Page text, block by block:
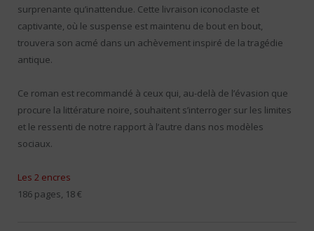
surprenante qu’inattendue. Cette livraison iconoclaste et
captivante, où le suspense est maintenu de bout en bout,
trouvera son acmé dans un achèvement inspiré de la tragédie
antique.
Ce roman est recommandé à ceux qui, au-delà de l’évasion que
procure la littérature noire, souhaitent s’interroger sur les limites
et le ressenti de notre rapport à l’autre dans nos modèles
sociaux.
Les 2 encres
186 pages, 18 €